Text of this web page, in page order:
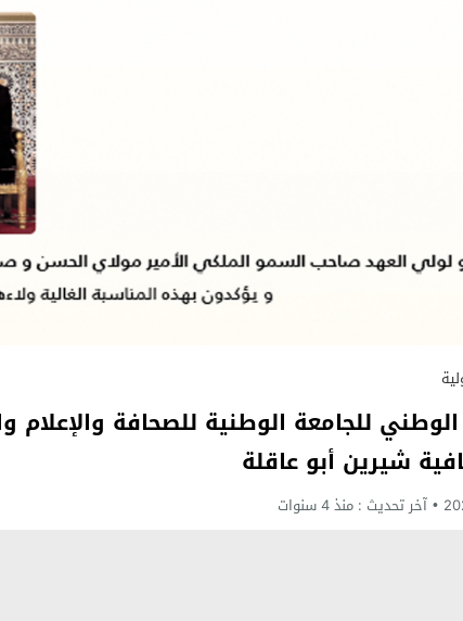
للجامعة الوطنية للصحافة والإعلام
شيرين أبو عاقلة
آخر تحديث : منذ 4 سنوات